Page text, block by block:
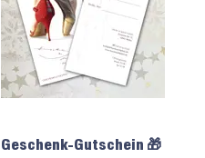
Geschenk-Gutschein 🎁